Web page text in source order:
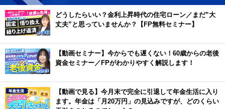
どうしたらいい？金利上昇時代の住宅ローン／まだ”大
丈夫”と思っていませんか？【FP無料セミナー】
【動画セミナー】今からでも遅くない！60歳からの老後
資金セミナー／FPがわかりやすく解説します！
【動画で見る】今月末で完全に引退して年金生活に入り
ます。年金は「月20万円」の見込みですが、どのくらい